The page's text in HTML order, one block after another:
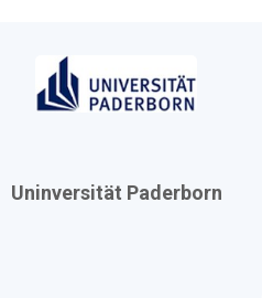
Uninversität Paderborn